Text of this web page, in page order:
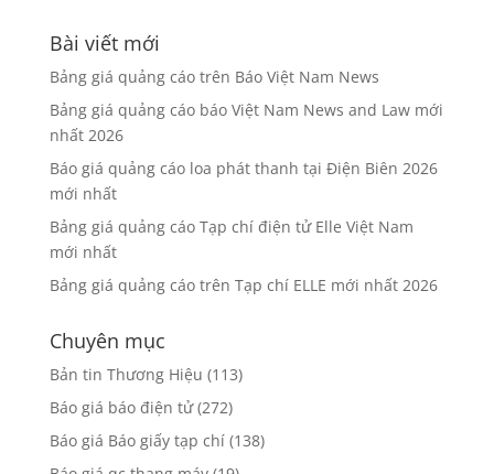
Bài viết mới
Bảng giá quảng cáo trên Báo Việt Nam News
Bảng giá quảng cáo báo Việt Nam News and Law mới
nhất 2026
Báo giá quảng cáo loa phát thanh tại Điện Biên 2026
mới nhất
Bảng giá quảng cáo Tạp chí điện tử Elle Việt Nam
mới nhất
Bảng giá quảng cáo trên Tạp chí ELLE mới nhất 2026
Chuyên mục
Bản tin Thương Hiệu (113)
Báo giá báo điện tử(272)
Báo giá Báo giấy tạp chí(138)